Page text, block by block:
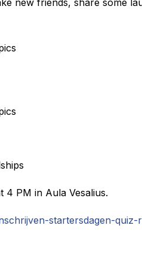
new friends, share some
4 PM in Aula Vesalius.
startersdagen-